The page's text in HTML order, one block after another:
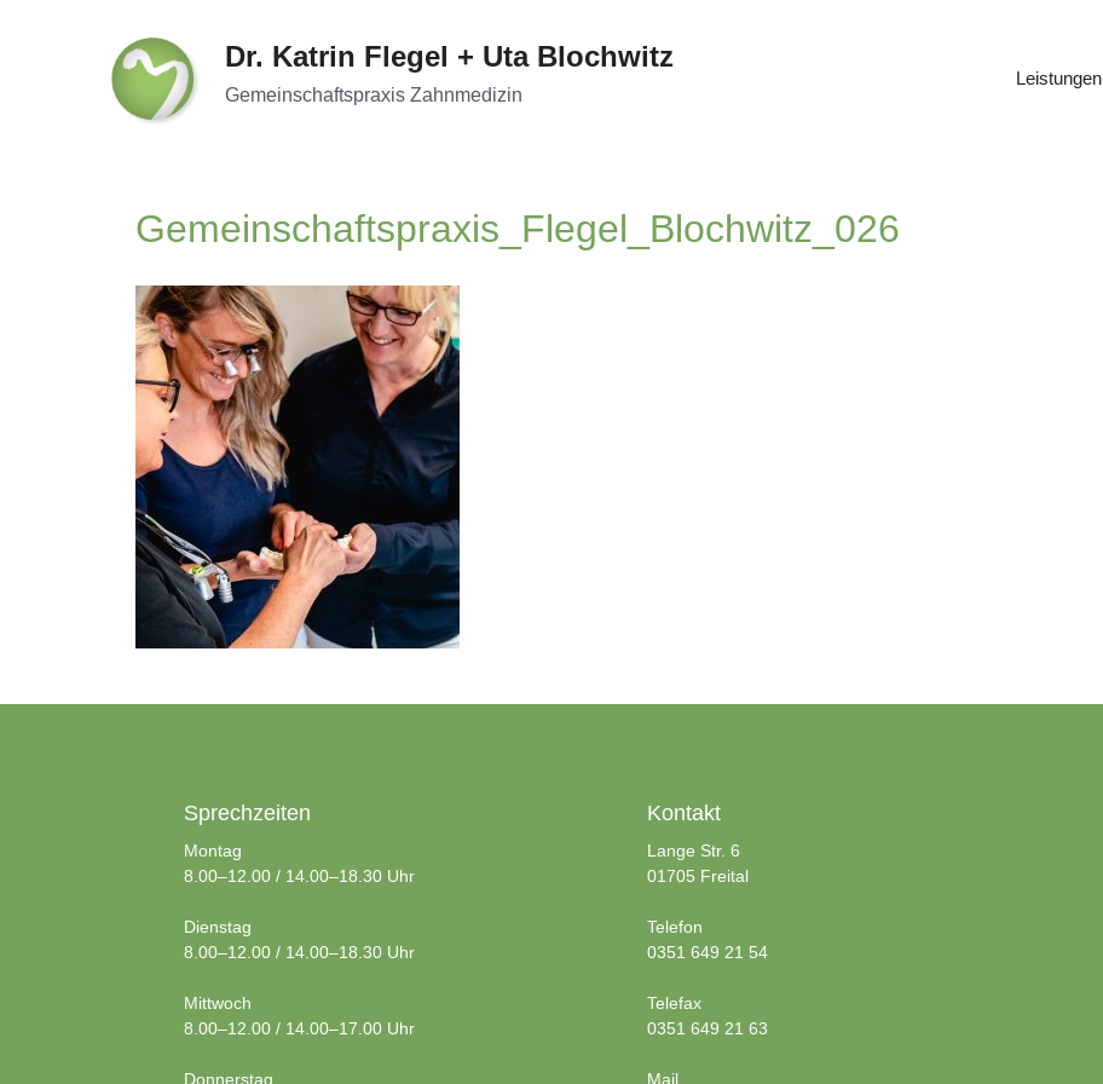
Dr. Katrin Flegel + Uta Blochwitz
Gemeinschaftspraxis Zahnmedizin
Leistungen
Gemeinschaftspraxis_Flegel_Blochwitz_026
Sprechzeiten
Montag
8.00–12.00 / 14.00–18.30 Uhr
Dienstag
8.00–12.00 / 14.00–18.30 Uhr
Mittwoch
8.00–12.00 / 14.00–17.00 Uhr
Donnerstag
Kontakt
Lange Str. 6
01705 Freital
Telefon
0351 649 21 54
Telefax
0351 649 21 63
Mail